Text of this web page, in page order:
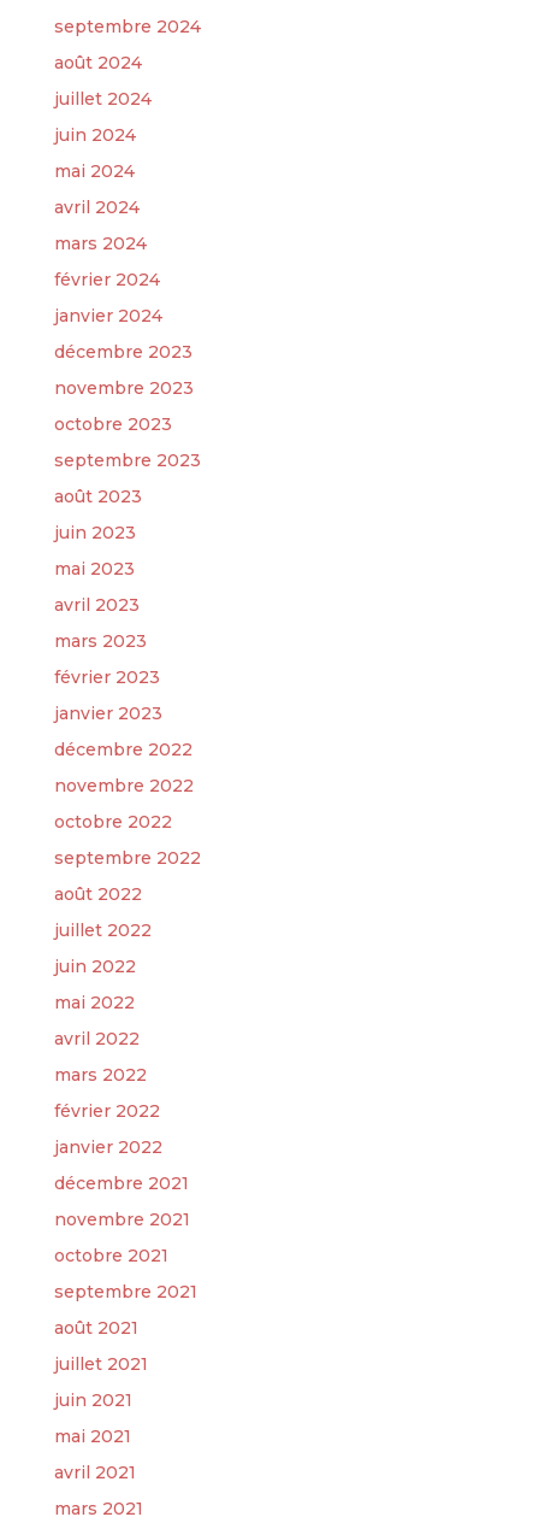
septembre 2024
août 2024
juillet 2024
juin 2024
mai 2024
avril 2024
mars 2024
février 2024
janvier 2024
décembre 2023
novembre 2023
octobre 2023
septembre 2023
août 2023
juin 2023
mai 2023
avril 2023
mars 2023
février 2023
janvier 2023
décembre 2022
novembre 2022
octobre 2022
septembre 2022
août 2022
juillet 2022
juin 2022
mai 2022
avril 2022
mars 2022
février 2022
janvier 2022
décembre 2021
novembre 2021
octobre 2021
septembre 2021
août 2021
juillet 2021
juin 2021
mai 2021
avril 2021
mars 2021